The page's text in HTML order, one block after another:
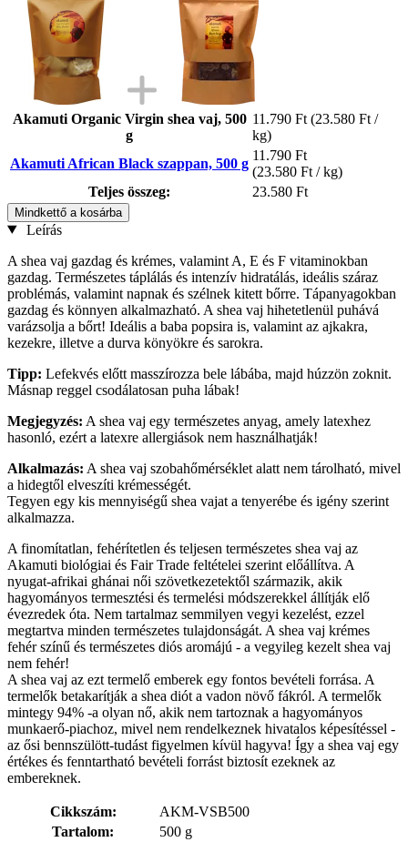
Akamuti Organic Virgin shea vaj, 500
g
11.790 Ft (23.580 Ft /
kg)
Akamuti African Black szappan, 500 g
11.790 Ft
(23.580 Ft / kg)
Teljes összeg:
23.580 Ft
Mindkettő a kosárba
Leírás
A shea vaj gazdag és krémes, valamint A, E és F vitaminokban
gazdag. Természetes táplálás és intenzív hidratálás, ideális száraz
problémás, valamint napnak és szélnek kitett bőrre. Tápanyagokban
gazdag és könnyen alkalmazható. A shea vaj hihetetlenül puhává
varázsolja a bőrt! Ideális a baba popsira is, valamint az ajkakra,
kezekre, illetve a durva könyökre és sarokra.
Tipp: Lefekvés előtt masszírozza bele lábába, majd húzzön zoknit.
Másnap reggel csodálatosan puha lábak!
Megjegyzés: A shea vaj egy természetes anyag, amely latexhez
hasonló, ezért a latexre allergiások nem használhatják!
Alkalmazás: A shea vaj szobahőmérséklet alatt nem tárolható, mivel
a hidegtől elveszíti krémességét.
Tegyen egy kis mennyiségű shea vajat a tenyerébe és igény szerint
alkalmazza.
A finomítatlan, fehérítetlen és teljesen természetes shea vaj az
Akamuti biológiai és Fair Trade feltételei szerint előállítva. A
nyugat-afrikai ghánai női szövetkezetektől származik, akik
hagyományos termesztési és termelési módszerekkel állítják elő
évezredek óta. Nem tartalmaz semmilyen vegyi kezelést, ezzel
megtartva minden természetes tulajdonságát. A shea vaj krémes
fehér színű és természetes diós aromájú - a vegyileg kezelt shea vaj
nem fehér!
A shea vaj az ezt termelő emberek egy fontos bevételi forrása. A
termelők betakarítják a shea diót a vadon növő fákról. A termelők
mintegy 94% -a olyan nő, akik nem tartoznak a hagyományos
munkaerő-piachoz, mivel nem rendelkeznek hivatalos képesítéssel -
az ősi bennszülött-tudást figyelmen kívül hagyva! Így a shea vaj egy
értékes és fenntartható bevételi forrást biztosít ezeknek az
embereknek.
Cikkszám:
AKM-VSB500
Tartalom:
500 g